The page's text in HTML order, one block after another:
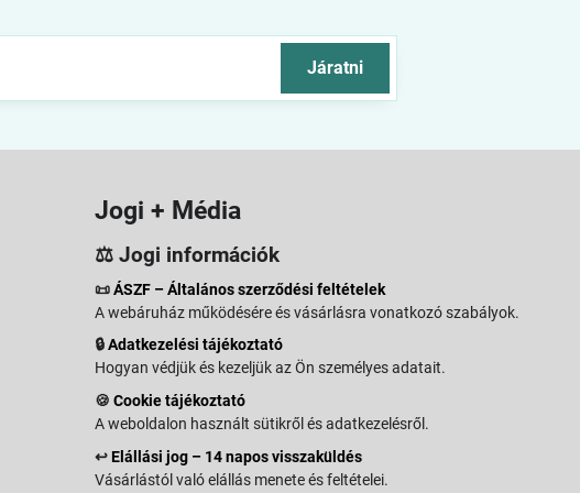
Járatni
Jogi + Média
⚖️ Jogi információk
📜ÁSZF – Általános szerződési feltételek
A webáruház működésére és vásárlásra vonatkozó szabályok.
🔒Adatkezelési tájékoztató
Hogyan védjük és kezeljük az Ön személyes adatait.
🍪Cookie tájékoztató
A weboldalon használt sütikről és adatkezelésről.
↩️Elállási jog – 14 napos visszaküldés
Vásárlástól való elállás menete és feltételei.